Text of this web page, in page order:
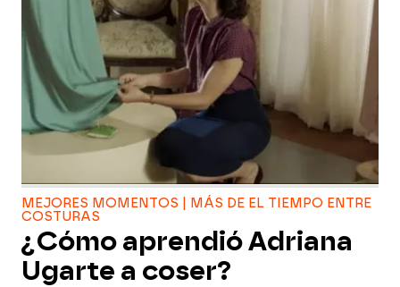
MEJORES MOMENTOS | MÁS DE EL TIEMPO ENTRE
COSTURAS
¿Cómo aprendió Adriana
Ugarte a coser?